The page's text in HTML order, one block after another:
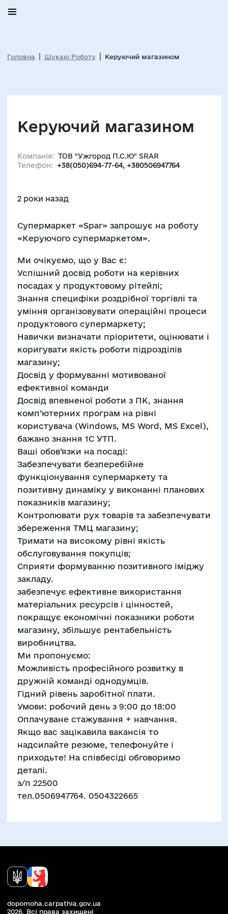
Головна Шукаю Роботу Керуючий магазином
Керуючий магазином
Компанія: ТОВ "Ужгород П.С.Ю" SRAR
Телефон:
+38(050)694-77-64, +380506947764
2 роки назад
Супермаркет «Spar» запрошує на роботу
«Керуючого супермаркетом».
Ми очікуємо, що у Вас є:
Успішний досвід роботи на керівних
посадах у продуктовому рітейлі;
Знання специфіки роздрібної торгівлі та
уміння організовувати операційні процеси
продуктового супермаркету;
Навички визначати пріоритети, оцінювати і
коригувати якість роботи підрозділів
магазину;
Досвід у формуванні мотивованої
ефективної команди
Досвід впевненої роботи з ПК, знання
комп’ютерних програм на рівні
користувача (Windows, MS Word, MS Excel),
бажано знання 1С УТП.
Ваші обов’язки на посаді:
Забезпечувати безперебійне
функціонування супермаркету та
позитивну динаміку у виконанні планових
показників магазину;
Контролювати рух товарів та забезпечувати
збереження ТМЦ магазину;
Тримати на високому рівні якість
обслуговування покупців;
Сприяти формуванню позитивного іміджу
закладу.
забезпечує ефективне використання
матеріальних ресурсів і цінностей,
покращує економічні показники роботи
магазину, збільшує рентабельність
виробництва.
Ми пропонуємо:
Можливість професійного розвитку в
дружній команді однодумців.
Гідний рівень заробітної плати.
Умови: робочий день з 9:00 до 18:00
Оплачуване стажування + навчання.
Якщо вас зацікавила вакансія то
надсилайте резюме, телефонуйте і
приходьте! На співбесіді обговоримо
деталі.
з/п 22500
тел.0506947764. 0504322665
dopomoha.carpathia.gov.ua
2026. Всi права захищенi